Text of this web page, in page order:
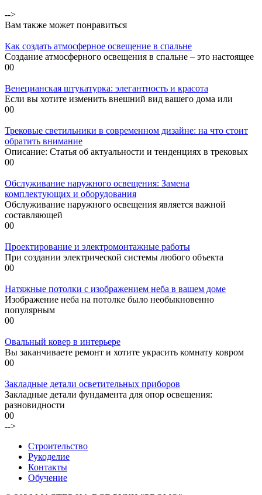
-->
Вам также может понравиться
Как создать атмосферное освещение в спальне
Создание атмосферного освещения в спальне – это настоящее
00
Венецианская штукатурка: элегантность и красота
Если вы хотите изменить внешний вид вашего дома или
00
Трековые светильники в современном дизайне: на что стоит
обратить внимание
Описание: Статья об актуальности и тенденциях в трековых
00
Обслуживание наружного освещения: Замена
комплектующих и оборудования
Обслуживание наружного освещения является важной
составляющей
00
Проектирование и электромонтажные работы
При создании электрической системы любого объекта
00
Натяжные потолки с изображением неба в вашем доме
Изображение неба на потолке было необыкновенно
популярным
00
Овальный ковер в интерьере
Вы заканчиваете ремонт и хотите украсить комнату ковром
00
Закладные детали осветительных приборов
Закладные детали фундамента для опор освещения:
разновидности
00
-->
Строительство
Рукоделие
Контакты
Обучение